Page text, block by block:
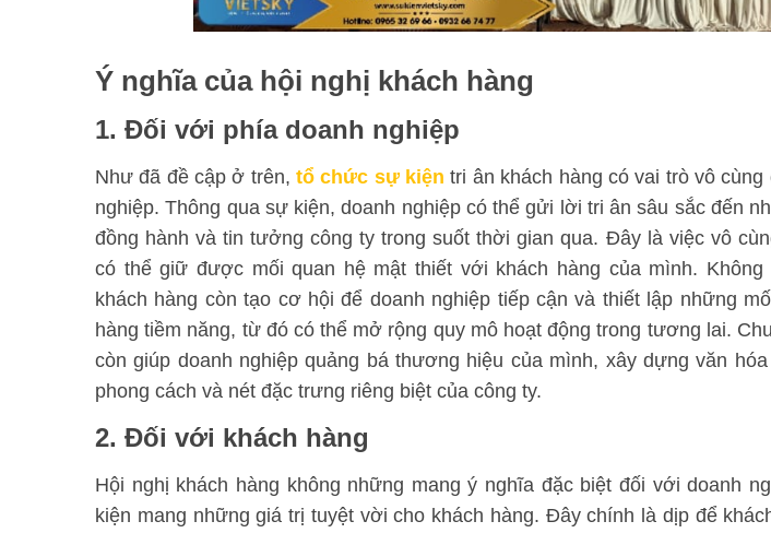
Ý nghĩa của hội nghị khách hàng
1. Đối với phía doanh nghiệp
Như đã đề cập ở trên,tổ chức sự kiện tri ân khách hàng có vai trò vô
nghiệp. Thông qua sự kiện, doanh nghiệp có thể gửi lời tri ân sâu sắc đến
đồng hành và tin tưởng công ty trong suốt thời gian qua. Đây là việc vô
có thể giữ được mối quan hệ mật thiết với khách hàng của mình.
khách hàng còn tạo cơ hội để doanh nghiệp tiếp cận và thiết lập những
hàng tiềm năng, từ đó có thể mở rộng quy mô hoạt động trong tương lai.
còn giúp doanh nghiệp quảng bá thương hiệu của mình, xây dựng văn
phong cách và nét đặc trưng riêng biệt của công ty.
2. Đối với khách hàng
Hội nghị khách hàng không những mang ý nghĩa đặc biệt đối với doanh
kiện mang những giá trị tuyệt vời cho khách hàng. Đây chính là dịp để